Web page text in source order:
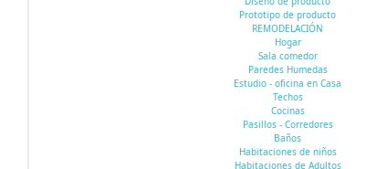
Prototipo de producto
REMODELACIÓN
Hogar
Sala comedor
Paredes Humedas
Estudio - oficina en Casa
Techos
Cocinas
Pasillos - Corredores
Baños
Habitaciones de niños
Habitaciones de Adultos